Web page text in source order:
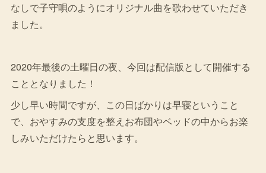
なしで子守唄のようにオリジナル曲を歌わせていただき
ました。
2020年最後の土曜日の夜、今回は配信版として開催する
こととなりました！
少し早い時間ですが、この日ばかりは早寝ということ
で、おやすみの支度を整えお布団やベッドの中からお楽
しみいただけたらと思います。